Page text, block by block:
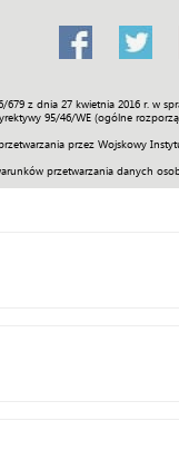
679 z dnia 27 kwietnia 2016 r.
95/46/WE (ogólne
przez Wojskowy
przetwarzania danych
Sport